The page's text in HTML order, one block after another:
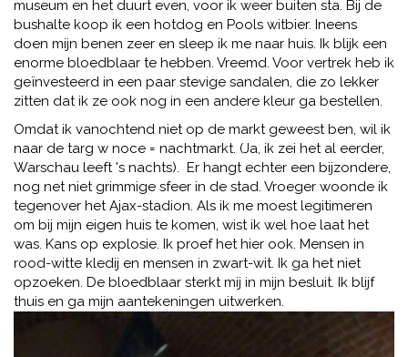
museum en het duurt even, voor ik weer buiten sta. Bij de
bushalte koop ik een hotdog en Pools witbier. Ineens
doen mijn benen zeer en sleep ik me naar huis. Ik blijk een
enorme bloedblaar te hebben. Vreemd. Voor vertrek heb ik
geïnvesteerd in een paar stevige sandalen, die zo lekker
zitten dat ik ze ook nog in een andere kleur ga bestellen.
Omdat ik vanochtend niet op de markt geweest ben, wil ik
naar de targ w noce = nachtmarkt. (Ja, ik zei het al eerder,
Warschau leeft 's nachts). Er hangt echter een bijzondere,
nog net niet grimmige sfeer in de stad. Vroeger woonde ik
tegenover het Ajax-stadion. Als ik me moest legitimeren
om bij mijn eigen huis te komen, wist ik wel hoe laat het
was. Kans op explosie. Ik proef het hier ook. Mensen in
rood-witte kledij en mensen in zwart-wit. Ik ga het niet
opzoeken. De bloedblaar sterkt mij in mijn besluit. Ik blijf
thuis en ga mijn aantekeningen uitwerken.